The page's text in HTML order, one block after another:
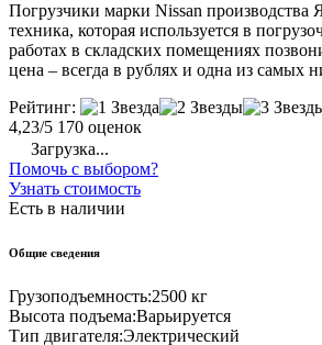
Погрузчики марки Nissan производства
техника, которая используется в
работах в складских помещениях
цена – всегда в рублях и одна из самых
Рейтинг:
4,23/5 170 оценок
Загрузка...
Помочь с выбором?
Узнать стоимость
Есть в наличии
Общие сведения
Грузоподъемность:2500 кг
Высота подъема:Варьируется
Тип двигателя:Электрический